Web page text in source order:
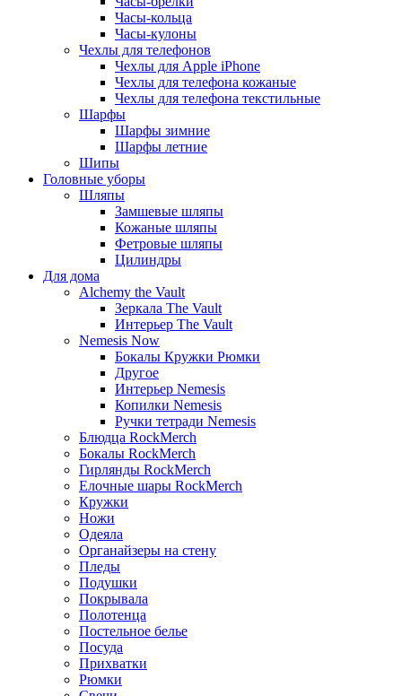
Часы-кольца
Часы-кулоны
Чехлы для телефонов
Чехлы для Apple iPhone
Чехлы для телефона кожаные
Чехлы для телефона текстильные
Шарфы
Шарфы зимние
Шарфы летние
Шипы
Головные уборы
Шляпы
Замшевые шляпы
Кожаные шляпы
Фетровые шляпы
Цилиндры
Для дома
Alchemy the Vault
Зеркала The Vault
Интерьер The Vault
Nemesis Now
Бокалы Кружки Рюмки
Другое
Интерьер Nemesis
Копилки Nemesis
Ручки тетради Nemesis
Блюдца RockMerch
Бокалы RockMerch
Гирлянды RockMerch
Елочные шары RockMerch
Кружки
Ножи
Одеяла
Органайзеры на стену
Пледы
Подушки
Покрывала
Полотенца
Постельное белье
Посуда
Прихватки
Рюмки